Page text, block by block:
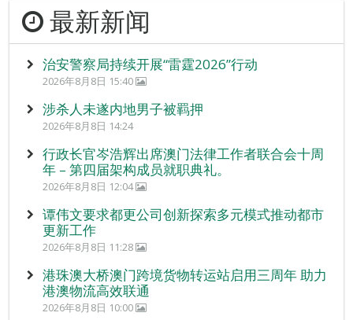
最新新闻
治安警察局持续开展“雷霆2026”行动
2026年8月8日 15:40
涉杀人未遂内地男子被羁押
2026年8月8日 14:24
行政长官岑浩辉出席澳门法律工作者联合会十周
年 – 第四届架构成员就职典礼。
2026年8月8日 12:04
谭伟文要求都更公司创新探索多元模式推动都市
更新工作
2026年8月8日 11:28
港珠澳大桥澳门跨境货物转运站启用三周年 助力
港澳物流高效联通
2026年8月8日 10:00